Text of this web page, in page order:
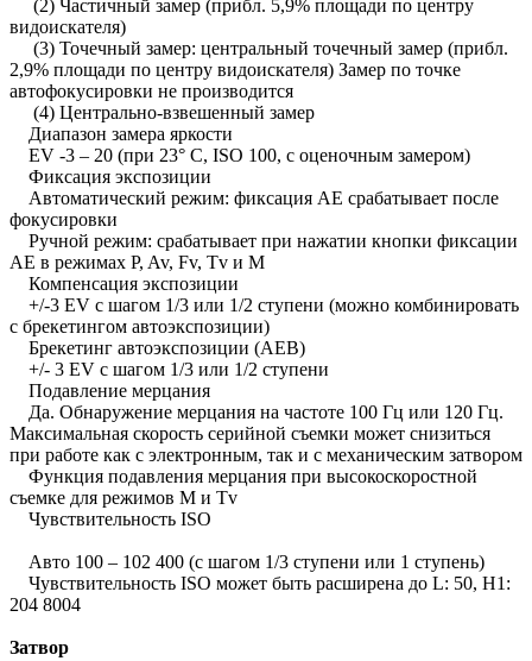
(2) Частичный замер (прибл. 5,9% площади по центру
видоискателя)
(3) Точечный замер: центральный точечный замер (прибл.
2,9% площади по центру видоискателя) Замер по точке
автофокусировки не производится
(4) Центрально-взвешенный замер
Диапазон замера яркости
EV -3 – 20 (при 23° C, ISO 100, с оценочным замером)
Фиксация экспозиции
Автоматический режим: фиксация AE срабатывает после
фокусировки
Ручной режим: срабатывает при нажатии кнопки фиксации
AE в режимах P, Av, Fv, Tv и M
Компенсация экспозиции
+/-3 EV с шагом 1/3 или 1/2 ступени (можно комбинировать
с брекетингом автоэкспозиции)
Брекетинг автоэкспозиции (AEB)
+/- 3 EV с шагом 1/3 или 1/2 ступени
Подавление мерцания
Да. Обнаружение мерцания на частоте 100 Гц или 120 Гц.
Максимальная скорость серийной съемки может снизиться
при работе как с электронным, так и с механическим затвором
Функция подавления мерцания при высокоскоростной
съемке для режимов M и Tv
Чувствительность ISO
Авто 100 – 102 400 (с шагом 1/3 ступени или 1 ступень)
Чувствительность ISO может быть расширена до L: 50, H1:
204 8004
Затвор